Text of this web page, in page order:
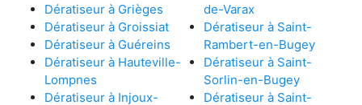
Dératiseur à Grièges
Dératiseur à Groissiat
Dératiseur à Guéreins
Dératiseur à Hauteville-
Lompnes
Dératiseur à Injoux-
de-Varax
Dératiseur à Saint-
Rambert-en-Bugey
Dératiseur à Saint-
Sorlin-en-Bugey
Dératiseur à Saint-